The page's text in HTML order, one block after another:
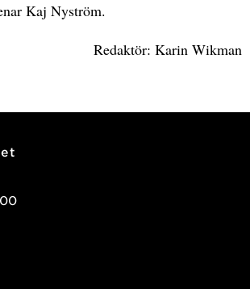
Kaj Nyström.
Redaktör: Karin Wikman